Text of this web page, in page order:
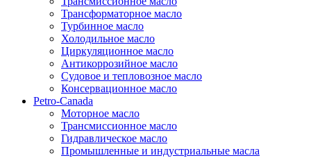
Трансформаторное масло
Турбинное масло
Холодильное масло
Циркуляционное масло
Антикоррозийное масло
Судовое и тепловозное масло
Консервационное масло
Petro-Canada
Моторное масло
Трансмиссионное масло
Гидравлическое масло
Промышленные и индустриальные масла